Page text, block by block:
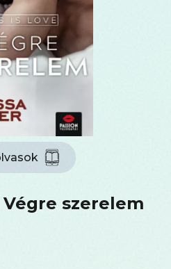
Végre szerelem